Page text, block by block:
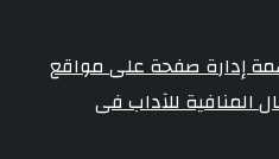
إدارة صفحة على مواقع
المنافية للآداب فى